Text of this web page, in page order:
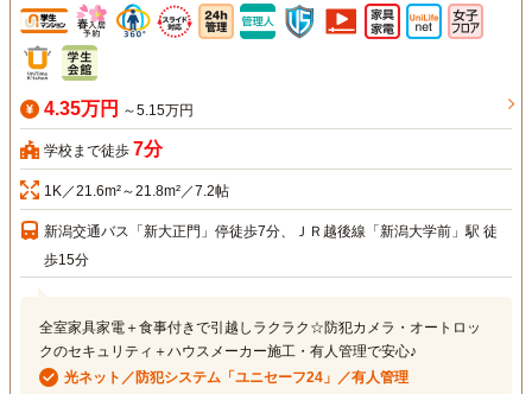
4.35万円 ～5.15万円
学校まで徒歩 7分
1K／21.6m²～21.8m²／7.2帖
新潟交通バス「新大正門」停徒歩7分、ＪＲ越後線「新潟大学前」駅 徒
歩15分
全室家具家電＋食事付きで引越しラクラク☆防犯カメラ・オートロッ
クのセキュリティ＋ハウスメーカー施工・有人管理で安心♪
光ネット／防犯システム「ユニセーフ24」／有人管理